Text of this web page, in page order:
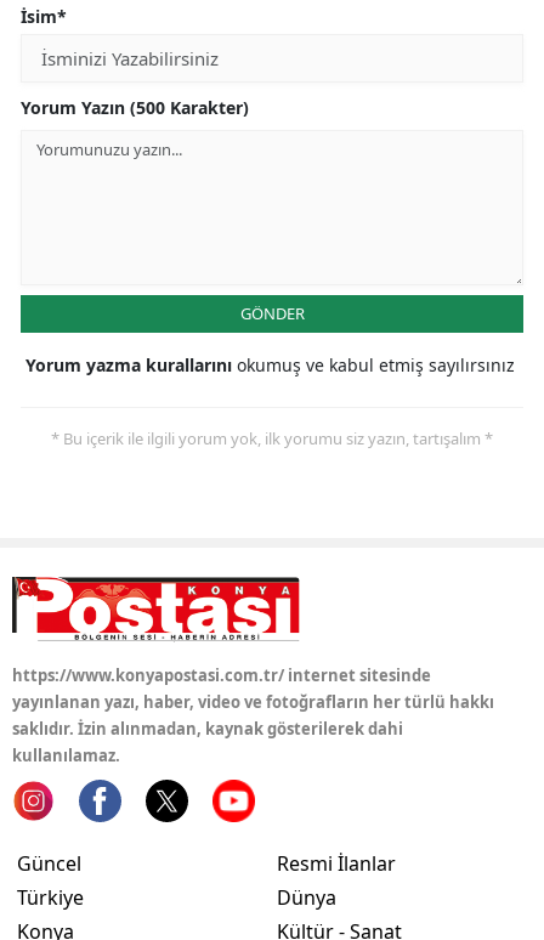
İsim*
Yorum Yazın (500 Karakter)
GÖNDER
Yorum yazma kurallarını okumuş ve kabul etmiş sayılırsınız
* Bu içerik ile ilgili yorum yok, ilk yorumu siz yazın, tartışalım *
https://www.konyapostasi.com.tr/ internet sitesinde
yayınlanan yazı, haber, video ve fotoğrafların her türlü hakkı
saklıdır. İzin alınmadan, kaynak gösterilerek dahi
kullanılamaz.
Güncel
Türkiye
Konya
Resmi İlanlar
Dünya
Kültür - Sanat